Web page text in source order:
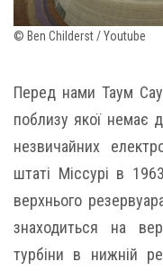
© Ben Childerst / Youtube
Перед нами Таум
поблизу якої немає
незвичайних
штаті Міссурі в
верхнього
знаходиться на
турбіни в нижній